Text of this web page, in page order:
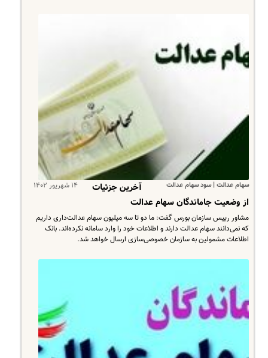
سهام عدالت | سود سهام عدالت ۱۴ شهریور ۱۴۰۲
آخرین جزئیات
از وضعیت جاماندگان سهام عدالت
مشاور رییس سازمان بورس گفت: ما دو تا سه میلیون سهام عدالت‌داری داریم
که نمی‌دانند سهام عدالت دارند و اطلاعات خود را وارد سامانه نکرده‌اند. بانک
اطلاعات مشمولین به سازمان خصوصی‌سازی ارسال خواهد شد.